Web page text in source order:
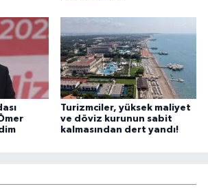
Turizmciler, yüksek maliyet
ve döviz kurunun sabit
kalmasından dert yandı!